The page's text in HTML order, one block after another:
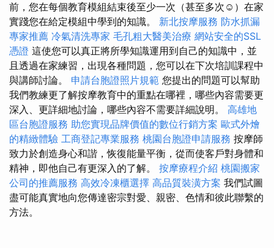
前，您在每個教育模組結束後至少一次（甚至多次☺）在家
實踐您在給定模組中學到的知識。 新北按摩服務 防水抓漏
專家推薦 冷氣清洗專家 毛孔粗大醫美治療 網站安全的SSL
憑證 這使您可以真正將所學知識運用到自己的知識中，並
且透過在家練習，出現各種問題，您可以在下次培訓課程中
與講師討論。 申請台胞證照片規範 您提出的問題可以幫助
我們教練更了解按摩教育中的重點在哪裡，哪些內容需要更
深入、更詳細地討論，哪些內容不需要詳細說明。 高雄地
區台胞證服務 助您實現品牌價值的數位行銷方案 歐式外燴
的精緻體驗 工商登記專業服務 桃園台胞證申請服務 按摩師
致力於創造身心和諧，恢復能量平衡，從而使客戶對身體和
精神，即他自己有更深入的了解。 按摩療程介紹 桃園搬家
公司的推薦服務 高效冷凍櫃選擇 高品質裝潢方案 我們試圖
盡可能真實地向您傳達密宗對愛、親密、色情和彼此聯繫的
方法。